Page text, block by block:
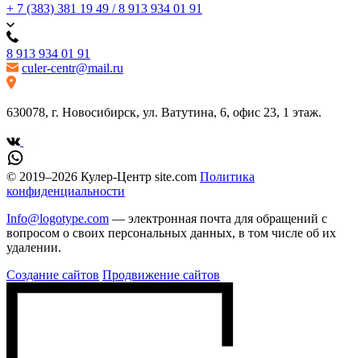
+ 7 (383) 381 19 49 / 8 913 934 01 91
8 913 934 01 91
culer-centr@mail.ru
630078, г. Новосибирск, ул. Ватутина, 6, офис 23, 1 этаж.
© 2019–2026 Кулер-Центр site.com Политика
конфиденциальности
Info@logotype.com — электронная почта для обращений с
вопросом о своих персональных данных, в том числе об их
удалении.
Создание сайтов Продвижение сайтов